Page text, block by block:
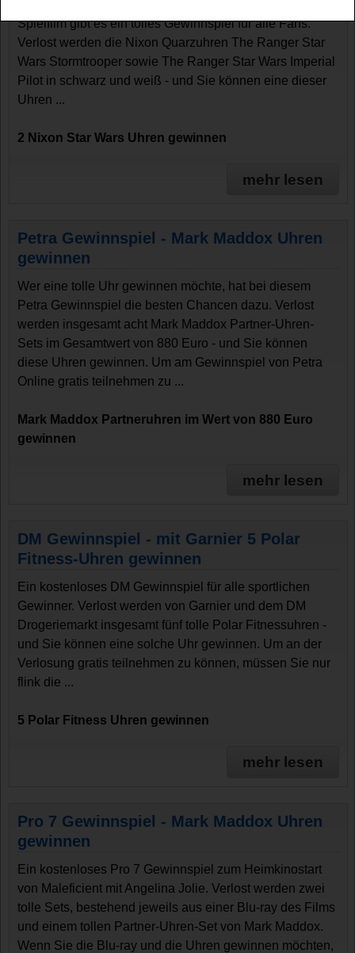
Spielfilm gibt es ein tolles Gewinnspiel für alle Fans.
Verlost werden die Nixon Quarzuhren The Ranger Star
Wars Stormtrooper sowie The Ranger Star Wars Imperial
Pilot in schwarz und weiß - und Sie können eine dieser
Uhren ...
2 Nixon Star Wars Uhren gewinnen
mehr lesen
Petra Gewinnspiel - Mark Maddox Uhren
gewinnen
Wer eine tolle Uhr gewinnen möchte, hat bei diesem
Petra Gewinnspiel die besten Chancen dazu. Verlost
werden insgesamt acht Mark Maddox Partner-Uhren-
Sets im Gesamtwert von 880 Euro - und Sie können
diese Uhren gewinnen. Um am Gewinnspiel von Petra
Online gratis teilnehmen zu ...
Mark Maddox Partneruhren im Wert von 880 Euro
gewinnen
mehr lesen
DM Gewinnspiel - mit Garnier 5 Polar
Fitness-Uhren gewinnen
Ein kostenloses DM Gewinnspiel für alle sportlichen
Gewinner. Verlost werden von Garnier und dem DM
Drogeriemarkt insgesamt fünf tolle Polar Fitnessuhren -
und Sie können eine solche Uhr gewinnen. Um an der
Verlosung gratis teilnehmen zu können, müssen Sie nur
flink die ...
5 Polar Fitness Uhren gewinnen
mehr lesen
Pro 7 Gewinnspiel - Mark Maddox Uhren
gewinnen
Ein kostenloses Pro 7 Gewinnspiel zum Heimkinostart
von Maleficient mit Angelina Jolie. Verlost werden zwei
tolle Sets, bestehend jeweils aus einer Blu-ray des Films
und einem tollen Partner-Uhren-Set von Mark Maddox.
Wenn Sie die Blu-ray und die Uhren gewinnen möchten,